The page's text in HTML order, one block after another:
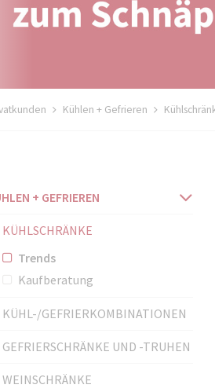
Kühlen + Gefrieren
+ GEFRIEREN
KÜHLSCHRÄNKE
Trends
Kaufberatung
KÜHL-/GEFRIERKOMBINATIONEN
GEFRIERSCHRÄNKE UND -TRUHEN
WEINSCHRÄNKE